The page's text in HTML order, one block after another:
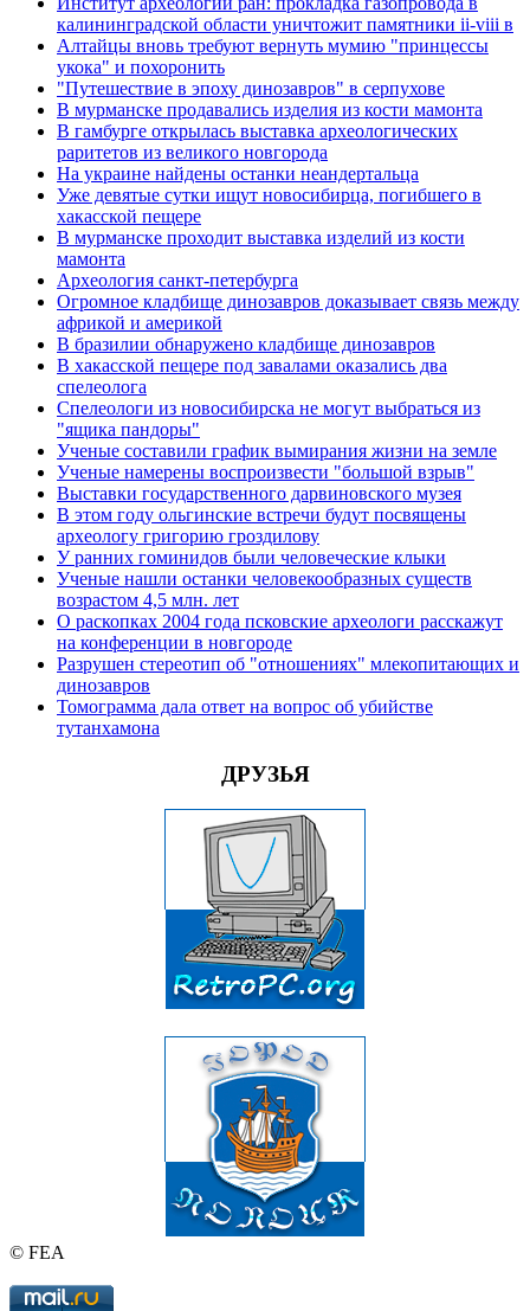
калининградской области уничтожит памятники ii-viii в
Алтайцы вновь требуют вернуть мумию "принцессы
укока" и похоронить
"Путешествие в эпоху динозавров" в серпухове
В мурманске продавались изделия из кости мамонта
В гамбурге открылась выставка археологических
раритетов из великого новгорода
На украине найдены останки неандертальца
Уже девятые сутки ищут новосибирца, погибшего в
хакасской пещере
В мурманске проходит выставка изделий из кости
мамонта
Археология санкт-петербурга
Огромное кладбище динозавров доказывает связь между
африкой и америкой
В бразилии обнаружено кладбище динозавров
В хакасской пещере под завалами оказались два
спелеолога
Спелеологи из новосибирска не могут выбраться из
"ящика пандоры"
Ученые составили график вымирания жизни на земле
Ученые намерены воспроизвести "большой взрыв"
Выставки государственного дарвиновского музея
В этом году ольгинские встречи будут посвящены
археологу григорию гроздилову
У ранних гоминидов были человеческие клыки
Ученые нашли останки человекообразных существ
возрастом 4,5 млн. лет
О раскопках 2004 года псковские археологи расскажут
на конференции в новгороде
Разрушен стереотип об "отношениях" млекопитающих и
динозавров
Томограмма дала ответ на вопрос об убийстве
тутанхамона
ДРУЗЬЯ
© FEA